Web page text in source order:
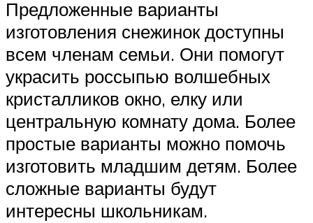
Предложенные варианты
изготовления снежинок доступны
всем членам семьи. Они помогут
украсить россыпью волшебных
кристалликов окно, елку или
центральную комнату дома. Более
простые варианты можно помочь
изготовить младшим детям. Более
сложные варианты будут
интересны школьникам.